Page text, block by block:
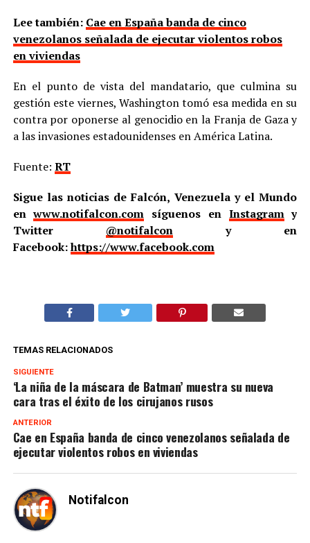
Lee también: Cae en España banda de cinco
venezolanos señalada de ejecutar violentos robos
en viviendas
En el punto de vista del mandatario, que culmina su
gestión este viernes, Washington tomó esa medida en su
contra por oponerse al genocidio en la Franja de Gaza y
a las invasiones estadounidenses en América Latina.
Fuente: RT
Sigue las noticias de Falcón, Venezuela y el Mundo
enwww.notifalcon.com síguenos en Instagramy
Twitter @notifalcony en
Facebook:https://www.facebook.com
TEMAS RELACIONADOS
SIGUIENTE
‘La niña de la máscara de Batman’ muestra su nueva
cara tras el éxito de los cirujanos rusos
ANTERIOR
Cae en España banda de cinco venezolanos señalada de
ejecutar violentos robos en viviendas
Notifalcon